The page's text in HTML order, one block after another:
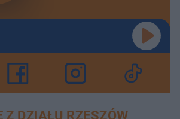
Z DZIAŁU RZESZÓW